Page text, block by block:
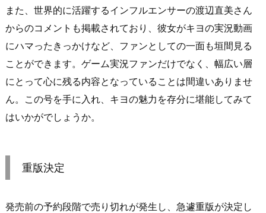
また、世界的に活躍するインフルエンサーの渡辺直美さん
からのコメントも掲載されており、彼女がキヨの実況動画
にハマったきっかけなど、ファンとしての一面も垣間見る
ことができます。ゲーム実況ファンだけでなく、幅広い層
にとって心に残る内容となっていることは間違いありませ
ん。この号を手に入れ、キヨの魅力を存分に堪能してみて
はいかがでしょうか。
重版決定
発売前の予約段階で売り切れが発生し、急遽重版が決定し